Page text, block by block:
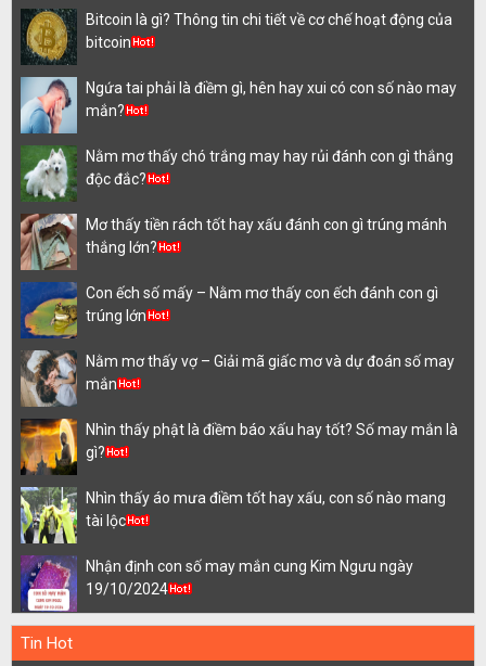
Bitcoin là gì? Thông tin chi tiết về cơ chế hoạt động của
bitcoin
Ngứa tai phải là điềm gì, hên hay xui có con số nào may
mắn?
Nằm mơ thấy chó trắng may hay rủi đánh con gì thắng
độc đắc?
Mơ thấy tiền rách tốt hay xấu đánh con gì trúng mánh
thắng lớn?
Con ếch số mấy – Nằm mơ thấy con ếch đánh con gì
trúng lớn
Nằm mơ thấy vợ – Giải mã giấc mơ và dự đoán số may
mắn
Nhìn thấy phật là điềm báo xấu hay tốt? Số may mắn là
gì?
Nhìn thấy áo mưa điềm tốt hay xấu, con số nào mang
tài lộc
Nhận định con số may mắn cung Kim Ngưu ngày
19/10/2024
Tin Hot